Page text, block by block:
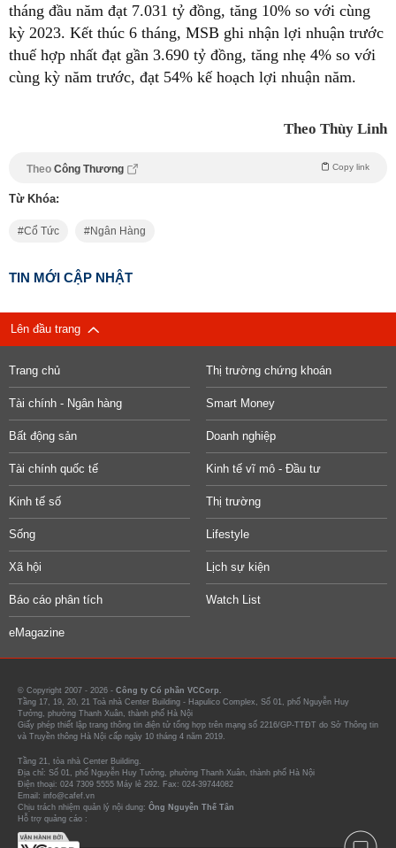
tháng đầu năm đạt 7.031 tỷ đồng, tăng 10% so với cùng
kỳ 2023. Kết thúc 6 tháng, MSB ghi nhận lợi nhuận trước
thuế hợp nhất đạt gần 3.690 tỷ đồng, tăng nhẹ 4% so với
cùng kỳ năm trước, đạt 54% kế hoạch lợi nhuận năm.
Theo Thùy Linh
Theo Công Thương Copy link
Từ Khóa:
Cổ Tức Ngân Hàng
TIN MỚI CẬP NHẬT
Lên đầu trang
Trang chủ Thị trường chứng khoán
Tài chính - Ngân hàng Smart Money
Bất động sản Doanh nghiệp
Tài chính quốc tế Kinh tế vĩ mô - Đầu tư
Kinh tế số Thị trường
Sống Lifestyle
Xã hội Lịch sự kiện
Báo cáo phân tích Watch List
eMagazine
© Copyright 2007 - 2026 - Công ty Cổ phần VCCorp.
Tầng 17, 19, 20, 21 Toà nhà Center Building - Hapulico Complex, Số 01, phố Nguyễn Huy
Tưởng, phường Thanh Xuân, thành phố Hà Nội
Giấy phép thiết lập trang thông tin điện tử tổng hợp trên mạng số 2216/GP-TTĐT do Sở Thông tin
và Truyền thông Hà Nội cấp ngày 10 tháng 4 năm 2019.
Tầng 21, tòa nhà Center Building.
Địa chỉ: Số 01, phố Nguyễn Huy Tưởng, phường Thanh Xuân, thành phố Hà Nội
Điện thoại: 024 7309 5555 Máy lẻ 292. Fax: 024-39744082
Email: info@cafef.vn
Chịu trách nhiệm quản lý nội dung: Ông Nguyễn Thế Tân
Hỗ trợ quảng cáo :